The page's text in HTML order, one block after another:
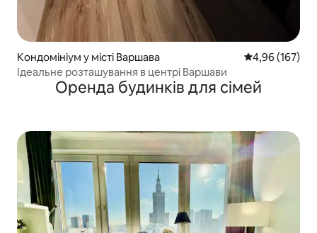
Кондомініум у місті Варшава Середня
4,96 (167)
Ідеальне розташування в центрі Варшави
Оренда будинків для сімей